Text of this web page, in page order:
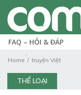
FAQ – HỎI & ĐÁP
Home truyện Việt
THỂ LOẠI